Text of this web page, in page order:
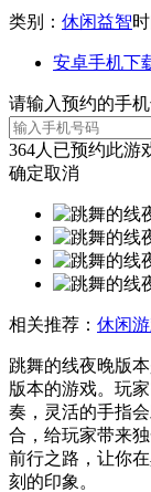
类别： 休闲益智
安卓手机下
请输入预约的手
364人已预约此游
确定取消
相关推荐： 休闲
跳舞的线夜晚版
版本的游戏。玩
奏，灵活的手指
合，给玩家带来
前行之路，让你
刻的印象。